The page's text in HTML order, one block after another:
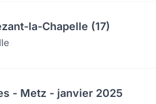
la-Chapelle (17)
- Metz - janvier 2025